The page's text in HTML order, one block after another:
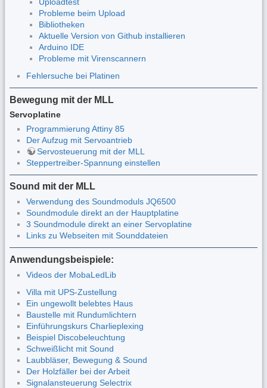
Uploadtest
Probleme beim Upload
Bibliotheken
Aktuelle Version von Github installieren
Arduino IDE
Probleme mit Virenscannern
Fehlersuche bei Platinen
Bewegung mit der MLL
Servoplatine
Programmierung Attiny 85
Der Aufzug mit Servoantrieb
Servosteuerung mit der MLL
Steppertreiber-Spannung einstellen
Sound mit der MLL
Verwendung des Soundmoduls JQ6500
Soundmodule direkt an der Hauptplatine
3 Soundmodule direkt an einer Servoplatine
Links zu Webseiten mit Sounddateien
Anwendungsbeispiele:
Videos der MobaLedLib
Villa mit UPS-Zustellung
Ein ungewollt belebtes Haus
Baustelle mit Rundumlichtern
Einführungskurs Charlieplexing
Beispiel Discobeleuchtung
Schweißlicht mit Sound
Laubbläser, Bewegung & Sound
Der Holzfäller bei der Arbeit
Signalansteuerung Selectrix